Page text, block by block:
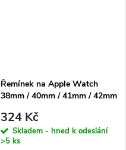
Řemínek na Apple Watch
38mm / 40mm / 41mm / 42mm
324 Kč
Skladem - hned k odeslání
>5 ks